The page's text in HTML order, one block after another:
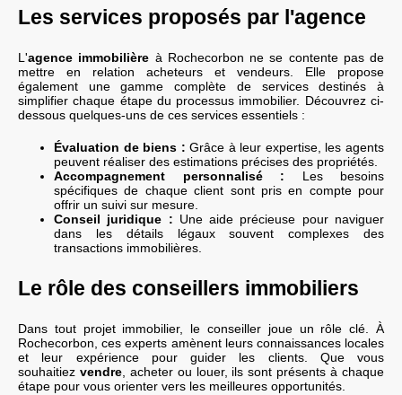
Les services proposés par l'agence
L'agence immobilière à Rochecorbon ne se contente pas de
mettre en relation acheteurs et vendeurs. Elle propose
également une gamme complète de services destinés à
simplifier chaque étape du processus immobilier. Découvrez ci-
dessous quelques-uns de ces services essentiels :
Évaluation de biens : Grâce à leur expertise, les agents
peuvent réaliser des estimations précises des propriétés.
Accompagnement personnalisé : Les besoins
spécifiques de chaque client sont pris en compte pour
offrir un suivi sur mesure.
Conseil juridique : Une aide précieuse pour naviguer
dans les détails légaux souvent complexes des
transactions immobilières.
Le rôle des conseillers immobiliers
Dans tout projet immobilier, le conseiller joue un rôle clé. À
Rochecorbon, ces experts amènent leurs connaissances locales
et leur expérience pour guider les clients. Que vous
souhaitiez vendre, acheter ou louer, ils sont présents à chaque
étape pour vous orienter vers les meilleures opportunités.